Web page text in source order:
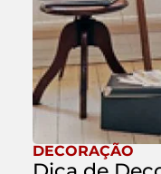
DECORAÇÃO